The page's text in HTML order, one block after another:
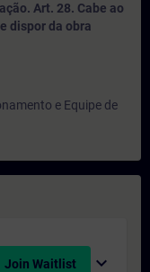
Art. 28. Cabe ao
dispor da obra
e Equipe de
Join Waitlist expand_more